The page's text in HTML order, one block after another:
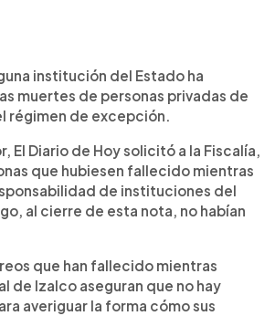
institución del Estado ha
muertes de personas privadas de
régimen de excepción.
El Diario de Hoy solicitó a la Fiscalía,
que hubiesen fallecido mientras
de instituciones del
al cierre de esta nota, no habían
que han fallecido mientras
de Izalco aseguran que no hay
averiguar la forma cómo sus